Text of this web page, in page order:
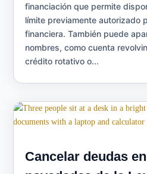
financiación que permite
límite previamente autorizado
financiera. También puede
nombres, como cuenta
crédito rotativo o...
Cancelar deudas